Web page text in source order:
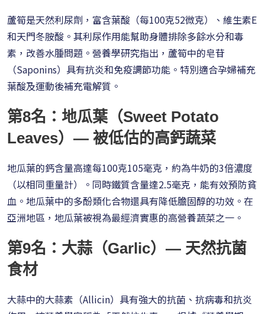
蘆筍是天然利尿劑，富含葉酸（每100克52微克）、維生素E
和天門冬胺酸。其利尿作用能幫助身體排除多餘水分和毒
素，改善水腫問題。營養學研究指出，蘆筍中的皂苷
（Saponins）具有抗炎和免疫調節功能。特別適合孕婦補充
葉酸及運動後補充電解質。
第8名：地瓜葉（Sweet Potato
Leaves）— 被低估的高鈣蔬菜
地瓜葉的鈣含量高達每100克105毫克，約為牛奶的3倍濃度
（以相同重量計）。同時鐵質含量達2.5毫克，能有效預防貧
血。地瓜葉中的多酚類化合物還具有降低膽固醇的功效。在
亞洲地區，地瓜葉被視為最經濟實惠的高營養蔬菜之一。
第9名：大蒜（Garlic）— 天然抗菌
食材
大蒜中的大蒜素（Allicin）具有強大的抗菌、抗病毒和抗炎